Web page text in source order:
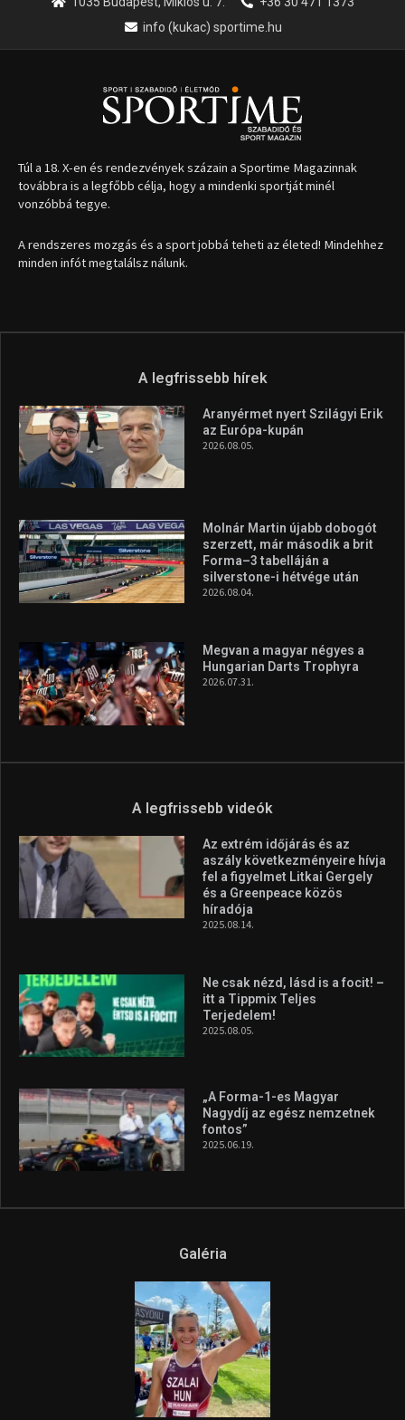
info (kukac) sportime.hu
Túl a 18. X-en és rendezvények százain a Sportime Magazinnak
továbbra is a legfőbb célja, hogy a mindenki sportját minél
vonzóbbá tegye.
A rendszeres mozgás és a sport jobbá teheti az életed! Mindehhez
minden infót megtalálsz nálunk.
A legfrissebb hírek
Aranyérmet nyert Szilágyi Erik
az Európa-kupán
2026.08.05.
Molnár Martin újabb dobogót
szerzett, már második a brit
Forma–3 tabelláján a
silverstone-i hétvége után
2026.08.04.
Megvan a magyar négyes a
Hungarian Darts Trophyra
2026.07.31.
A legfrissebb videók
Az extrém időjárás és az
aszály következményeire hívja
fel a figyelmet Litkai Gergely
és a Greenpeace közös
híradója
2025.08.14.
Ne csak nézd, lásd is a focit! –
itt a Tippmix Teljes
Terjedelem!
2025.08.05.
„A Forma-1-es Magyar
Nagydíj az egész nemzetnek
fontos”
2025.06.19.
Galéria